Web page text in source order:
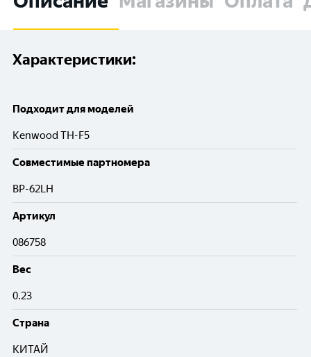
Характеристики:
Подходит для моделей
Kenwood TH-F5
Совместимые партномера
BP-62LH
Артикул
086758
Вес
0.23
Cтрана
КИТАЙ